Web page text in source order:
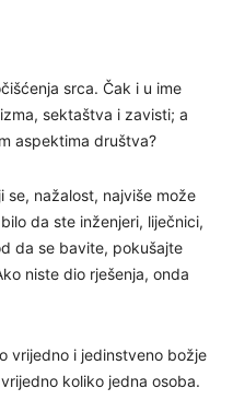
srca. Čak i u ime
sektaštva i zavisti; a
aspektima društva?
se, nažalost, najviše može
da ste inženjeri, liječnici,
da se bavite, pokušajte
niste dio rješenja, onda
vrijedno i jedinstveno božje
koliko jedna osoba.